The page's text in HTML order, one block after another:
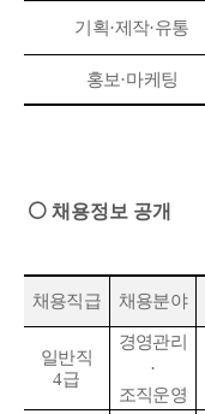
기획·제작·유통
홍보·마케팅
⚪채용정보 공개
채용직급 채용분야
일반직
4급
경영관리
·
조직운영